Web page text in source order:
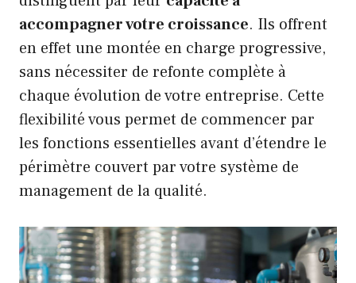
accompagner votre croissance. Ils offrent
en effet une montée en charge progressive,
sans nécessiter de refonte complète à
chaque évolution de votre entreprise. Cette
flexibilité vous permet de commencer par
les fonctions essentielles avant d’étendre le
périmètre couvert par votre système de
management de la qualité.